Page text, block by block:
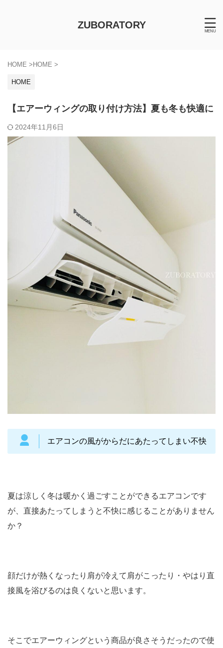
ZUBORATORY
HOME > HOME >
HOME
【エアーウィングの取り付け方法】夏も冬も快適に
2024年11月6日
エアコンの風がからだにあたってしまい不快
夏は涼しく冬は暖かく過ごすことができるエアコンです
が、直接あたってしまうと不快に感じることがありません
か？
顔だけが熱くなったり肩が冷えて肩がこったり・やはり直
接風を浴びるのは良くないと思います。
そこでエアーウィングという商品が良さそうだったので使